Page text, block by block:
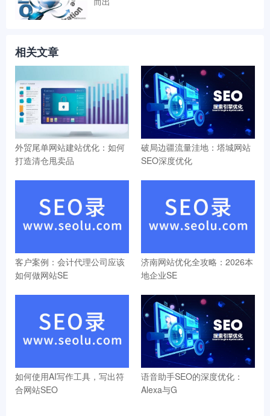
相关文章
外贸尾单网站建站优化：如何
打造清仓甩卖品
破局边疆流量洼地：塔城网站
SEO深度优化
客户案例：会计代理公司应该
如何做网站SE
济南网站优化全攻略：2026本
地企业SE
如何使用AI写作工具，写出符
合网站SEO
语音助手SEO的深度优化：
Alexa与G